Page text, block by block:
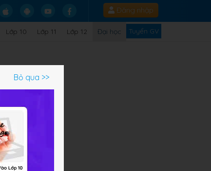
Đăng nhập
Lớp 10 Lớp 11 Lớp 12 Đại học Tuyển GV
Bỏ qua >>